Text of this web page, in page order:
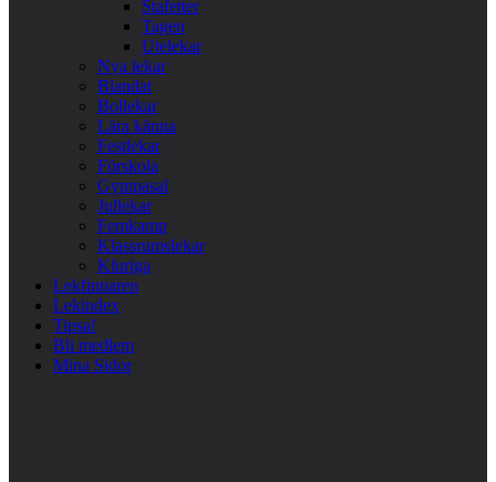
Stafetter
Tagen
Utelekar
Nya lekar
Blandat
Bollekar
Lära känna
Festlekar
Förskola
Gympasal
Jullekar
Femkamp
Klassrumslekar
Kluriga
Lekfinnaren
Lekindex
Tipsa!
Bli medlem
Mina Sidor